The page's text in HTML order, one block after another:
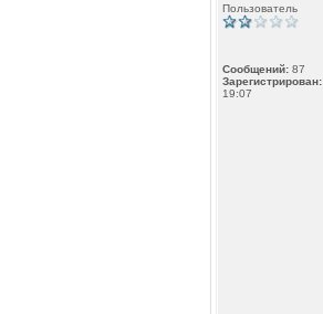
Пользователь
Сообщений: 87
Зарегистрирован:
19:07